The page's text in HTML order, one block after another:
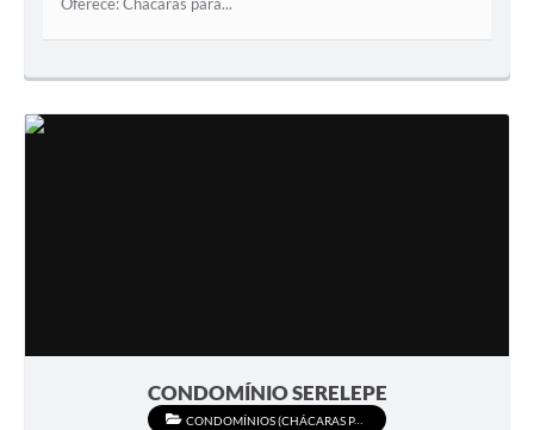
CONDOMÍNIO SERELEPE
CONDOMÍNIOS (CHÁCARAS PARA ALUGUEL)